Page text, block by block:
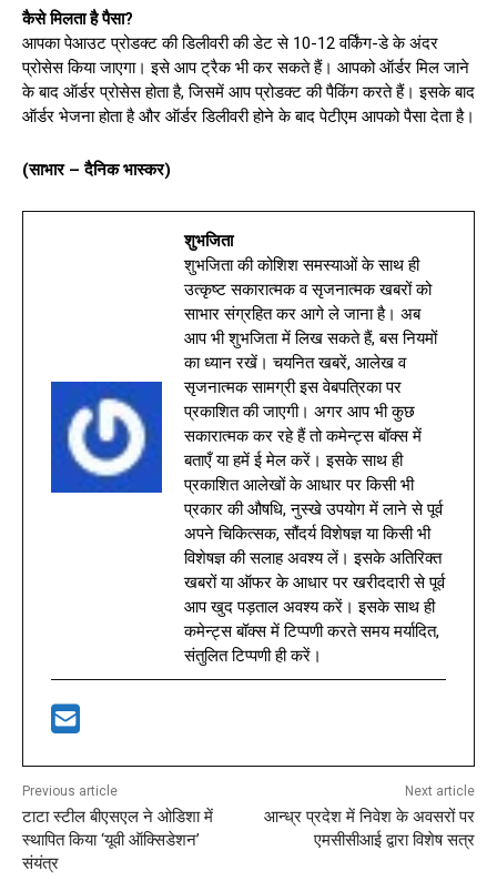
कैसे मिलता है पैसा?
आपका पेआउट प्रोडक्ट की डिलीवरी की डेट से 10-12 वर्किंग-डे के अंदर
प्रोसेस किया जाएगा। इसे आप ट्रैक भी कर सकते हैं। आपको ऑर्डर मिल जाने
के बाद ऑर्डर प्रोसेस होता है, जिसमें आप प्रोडक्ट की पैकिंग करते हैं। इसके बाद
ऑर्डर भेजना होता है और ऑर्डर डिलीवरी होने के बाद पेटीएम आपको पैसा देता है।
(साभार – दैनिक भास्कर)
शुभजिता
शुभजिता की कोशिश समस्याओं के साथ ही
उत्कृष्ट सकारात्मक व सृजनात्मक खबरों को
साभार संग्रहित कर आगे ले जाना है। अब
आप भी शुभजिता में लिख सकते हैं, बस नियमों
का ध्यान रखें। चयनित खबरें, आलेख व
सृजनात्मक सामग्री इस वेबपत्रिका पर
प्रकाशित की जाएगी। अगर आप भी कुछ
सकारात्मक कर रहे हैं तो कमेन्ट्स बॉक्स में
बताएँ या हमें ई मेल करें। इसके साथ ही
प्रकाशित आलेखों के आधार पर किसी भी
प्रकार की औषधि, नुस्खे उपयोग में लाने से पूर्व
अपने चिकित्सक, सौंदर्य विशेषज्ञ या किसी भी
विशेषज्ञ की सलाह अवश्य लें। इसके अतिरिक्त
खबरों या ऑफर के आधार पर खरीददारी से पूर्व
आप खुद पड़ताल अवश्य करें। इसके साथ ही
कमेन्ट्स बॉक्स में टिप्पणी करते समय मर्यादित,
संतुलित टिप्पणी ही करें।
Previous article
टाटा स्टील बीएसएल ने ओडिशा में
स्थापित किया ‘यूवी ऑक्सिडेशन’
संयंत्र
Next article
आन्ध्र प्रदेश में निवेश के अवसरों पर
एमसीसीआई द्वारा विशेष सत्र